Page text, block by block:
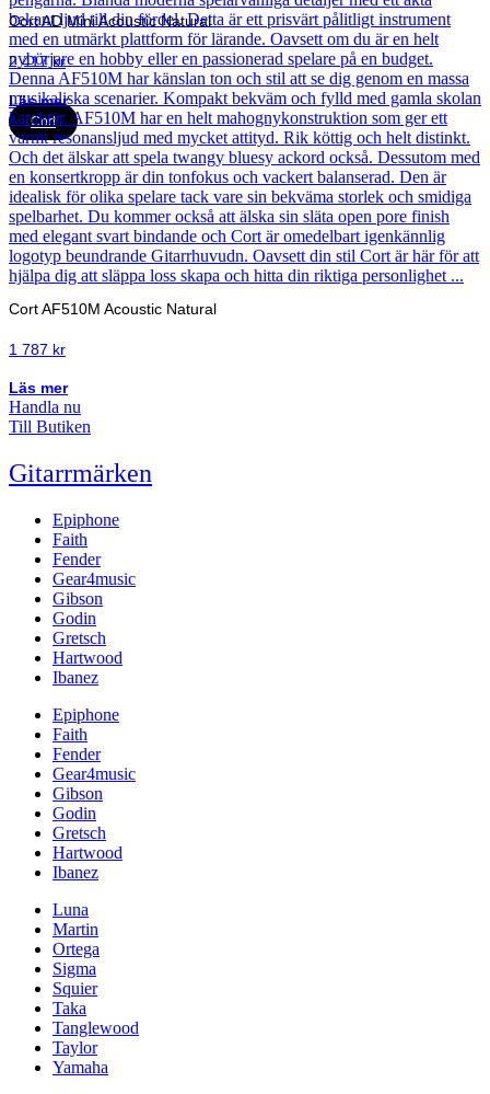
Cort AD Mini Acoustic Natural
2 417kr
Läs mer
Cort
Cort AF510M Acoustic Natural
1 787 kr
Läs mer
Handla nu
Till Butiken
Gitarrmärken
Epiphone
Faith
Fender
Gear4music
Gibson
Godin
Gretsch
Hartwood
Ibanez
Epiphone
Faith
Fender
Gear4music
Gibson
Godin
Gretsch
Hartwood
Ibanez
Luna
Martin
Ortega
Sigma
Squier
Taka
Tanglewood
Taylor
Yamaha